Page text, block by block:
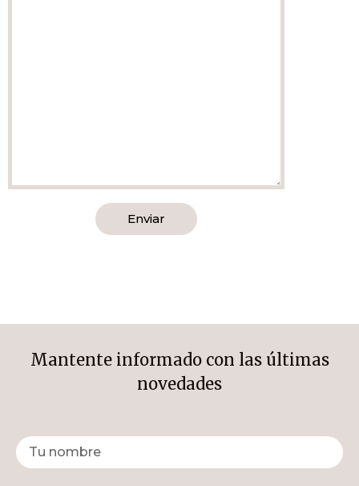
Enviar
Mantente informado con las últimas
novedades